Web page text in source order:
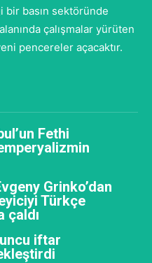
bir basın sektöründe
çalışmalar yürüten
pencereler açacaktır.
Fethi
Grinko’dan
Türkçe
çaldı
iftar